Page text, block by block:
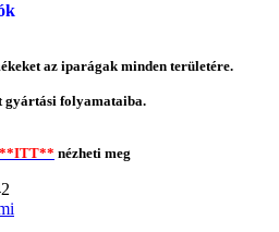
az iparágak minden területére.
gyártási folyamataiba.
**ITT** nézheti meg